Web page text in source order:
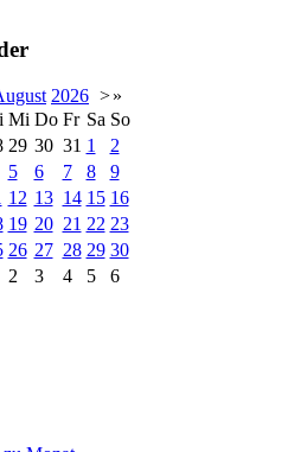
2026 >»
Mi Do Fr Sa So
29 30 31 1
2
5 6 7 8
9
12 13 14 15 16
19 20 21 22 23
26 27 28 29 30
2 3 4 5 6